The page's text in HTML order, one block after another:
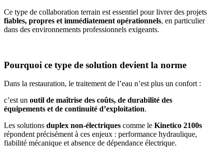
Ce type de collaboration terrain est essentiel pour livrer des projets
fiables, propres et immédiatement opérationnels, en particulier
dans des environnements professionnels exigeants.
Pourquoi ce type de solution devient la norme
Dans la restauration, le traitement de l’eau n’est plus un confort :
c’est un outil de maîtrise des coûts, de durabilité des
équipements et de continuité d’exploitation.
Les solutions duplex non-électriques comme le Kinetico 2100s
répondent précisément à ces enjeux : performance hydraulique,
fiabilité mécanique et absence de dépendance électrique.